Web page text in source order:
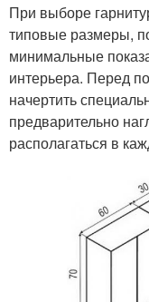
При выборе
типовые размеры,
минимальные
интерьера. Перед
начертить
предварительно
располагаться в